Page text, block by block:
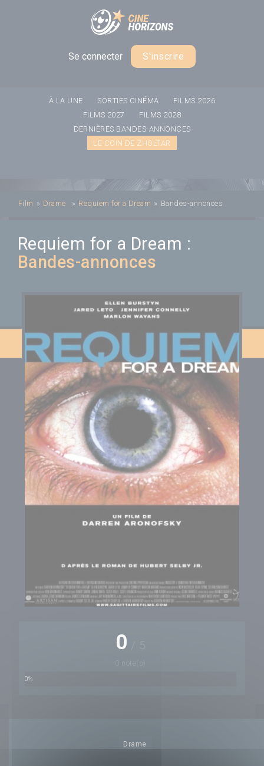
Se connecter S'inscrire
À LA UNE SORTIES CINÉMA
FILMS 2026
FILMS 2027
FILMS 2028
DERNIÈRES BANDES-ANNONCES
LE COIN DE ZHOLTAR
Film » Drame » Requiem for a Dream » Bandes-annonces
Requiem for a Dream :
Bandes-annonces
0 5
0 note(s)
0%
Drame
Panneau de gestion des cookies